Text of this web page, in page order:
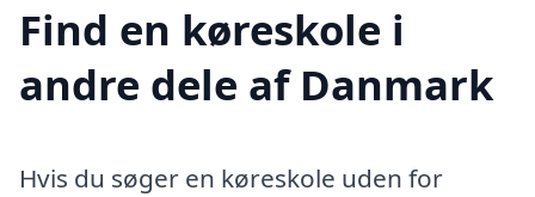
Find en køreskole i
andre dele af Danmark
Hvis du søger en køreskole uden for